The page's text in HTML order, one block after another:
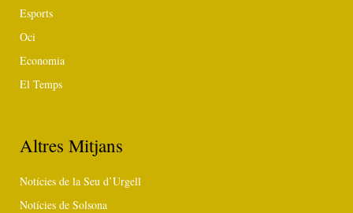
Esports
Oci
Economia
El Temps
Altres Mitjans
Notícies de la Seu d’Urgell
Notícies de Solsona